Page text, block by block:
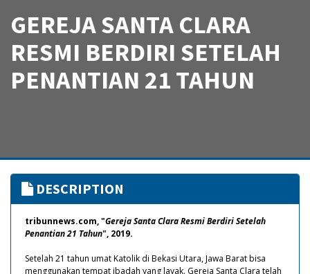
Timeline
Regulasi
GEREJA SANTA CLARA
RESMI BERDIRI SETELAH
PENANTIAN 21 TAHUN
DESCRIPTION
tribunnews.com, "Gereja Santa Clara Resmi Berdiri Setelah
Penantian 21 Tahun", 2019.
Setelah 21 tahun umat Katolik di Bekasi Utara, Jawa Barat bisa
menggunakan tempat ibadah yang layak. Gereja Santa Clara telah